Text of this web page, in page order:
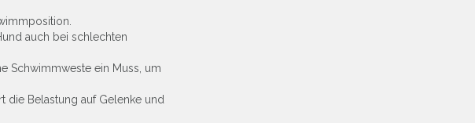
auch bei schlechten
Schwimmweste ein Muss, um
die Belastung auf Gelenke und